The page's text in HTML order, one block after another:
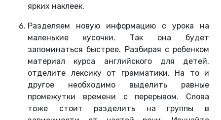
ярких наклеек.
Разделяем новую информацию с урока на
маленькие кусочки. Так она будет
запоминаться быстрее. Разбирая с ребенком
материал курса английского для детей,
отделите лексику от грамматики. На то и
другое необходимо выделить равные
промежутки времени с перерывом. Слова
тоже стоит разделить на группы в